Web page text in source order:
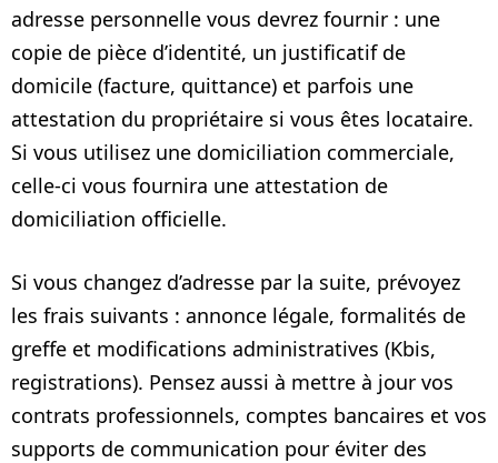
adresse personnelle vous devrez fournir : une
copie de pièce d’identité, un justificatif de
domicile (facture, quittance) et parfois une
attestation du propriétaire si vous êtes locataire.
Si vous utilisez une domiciliation commerciale,
celle-ci vous fournira une attestation de
domiciliation officielle.
Si vous changez d’adresse par la suite, prévoyez
les frais suivants : annonce légale, formalités de
greffe et modifications administratives (Kbis,
registrations). Pensez aussi à mettre à jour vos
contrats professionnels, comptes bancaires et vos
supports de communication pour éviter des